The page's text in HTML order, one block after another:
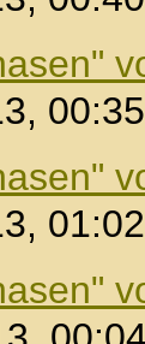
00:35
01:02